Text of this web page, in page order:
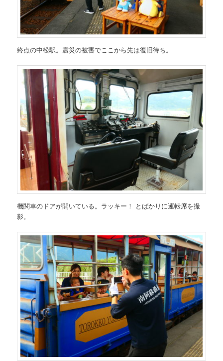
終点の中松駅。震災の被害でここから先は復旧待ち。
機関車のドアが開いている。ラッキー！ とばかりに運転席を撮
影。